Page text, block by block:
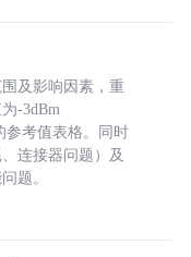
及影响因素，重
-3dBm
参考值表格。同时
连接器问题）及
题。